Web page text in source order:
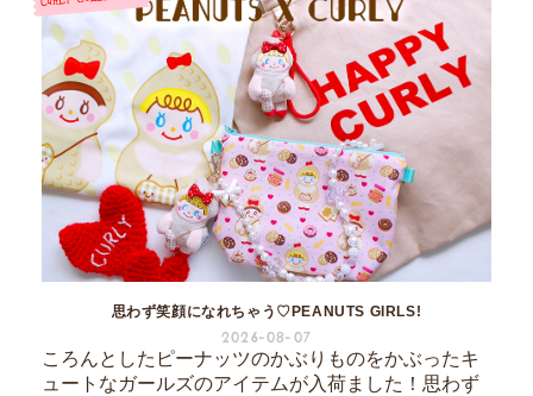
思わず笑顔になれちゃう♡PEANUTS GIRLS!
2026-08-07
ころんとしたピーナッツのかぶりものをかぶったキ
ュートなガールズのアイテムが入荷ました！思わず